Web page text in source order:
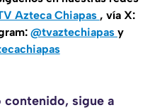
Azteca Chiapas , vía X:
@tvaztechiapas y
contenido, sigue a